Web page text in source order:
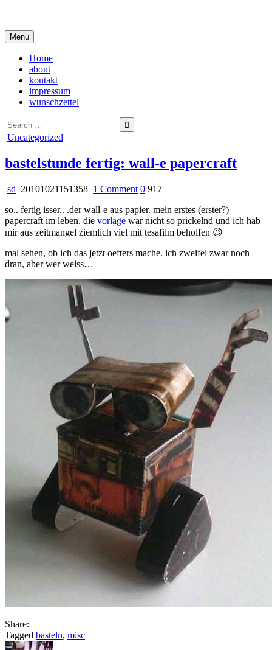
content
Menu
Home
about
kontakt
impressum
wunschzettel
Search
for:
Posted
Uncategorized
bastelstunde fertig: wall-e papercraft
sd 20101021151358 1 Commenton
fertig:
wall-
e
0 917
so.. fertig isser.. .der wall-e aus papier. mein erstes (erster?)
papercraft im leben. die vorlage war nicht so prickelnd und ich hab
mir aus zeitmangel ziemlich viel mit tesafilm beholfen 😉
mal sehen, ob ich das jetzt oefters mache. ich zweifel zwar noch
dran, aber wer weiss…
Share:
Tagged basteln, misc